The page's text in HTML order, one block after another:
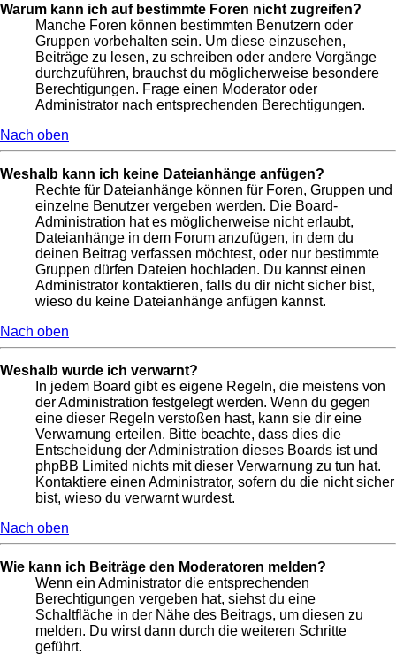
Warum kann ich auf bestimmte Foren nicht zugreifen?
Manche Foren können bestimmten Benutzern oder
Gruppen vorbehalten sein. Um diese einzusehen,
Beiträge zu lesen, zu schreiben oder andere Vorgänge
durchzuführen, brauchst du möglicherweise besondere
Berechtigungen. Frage einen Moderator oder
Administrator nach entsprechenden Berechtigungen.
Nach oben
Weshalb kann ich keine Dateianhänge anfügen?
Rechte für Dateianhänge können für Foren, Gruppen und
einzelne Benutzer vergeben werden. Die Board-
Administration hat es möglicherweise nicht erlaubt,
Dateianhänge in dem Forum anzufügen, in dem du
deinen Beitrag verfassen möchtest, oder nur bestimmte
Gruppen dürfen Dateien hochladen. Du kannst einen
Administrator kontaktieren, falls du dir nicht sicher bist,
wieso du keine Dateianhänge anfügen kannst.
Nach oben
Weshalb wurde ich verwarnt?
In jedem Board gibt es eigene Regeln, die meistens von
der Administration festgelegt werden. Wenn du gegen
eine dieser Regeln verstoßen hast, kann sie dir eine
Verwarnung erteilen. Bitte beachte, dass dies die
Entscheidung der Administration dieses Boards ist und
phpBB Limited nichts mit dieser Verwarnung zu tun hat.
Kontaktiere einen Administrator, sofern du die nicht sicher
bist, wieso du verwarnt wurdest.
Nach oben
Wie kann ich Beiträge den Moderatoren melden?
Wenn ein Administrator die entsprechenden
Berechtigungen vergeben hat, siehst du eine
Schaltfläche in der Nähe des Beitrags, um diesen zu
melden. Du wirst dann durch die weiteren Schritte
geführt.